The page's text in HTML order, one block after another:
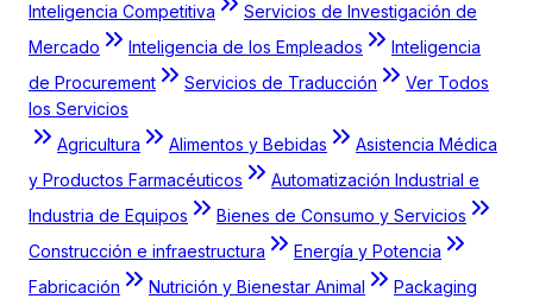
Inteligencia Competitiva
Servicios de Investigación de
Mercado
Inteligencia de los Empleados
Inteligencia
de Procurement
Servicios de Traducción
Ver Todos
los Servicios
Agricultura
Alimentos y Bebidas
Asistencia Médica
y Productos Farmacéuticos
Automatización Industrial e
Industria de Equipos
Bienes de Consumo y Servicios
Construcción e infraestructura
Energía y Potencia
Fabricación
Nutrición y Bienestar Animal
Packaging